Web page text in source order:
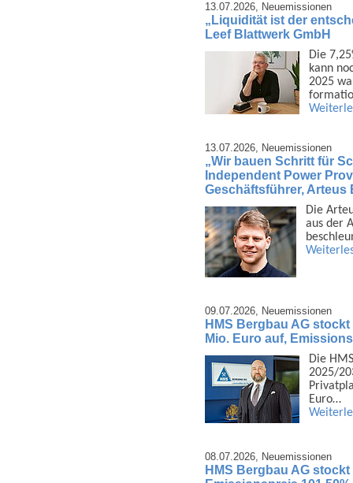
13.07.2026, Neuemissionen
„Liquidität ist der
Leef Blattwerk GmbH
Die
kann
2025
13.07.2026, Neuemissionen
„Wir bauen Schritt für
Independent Power
Geschäftsführer, Arteus
Die
aus der
09.07.2026, Neuemissionen
HMS Bergbau AG stockt
Mio. Euro auf,
Die
2025/
Euro…
08.07.2026, Neuemissionen
HMS Bergbau AG stockt